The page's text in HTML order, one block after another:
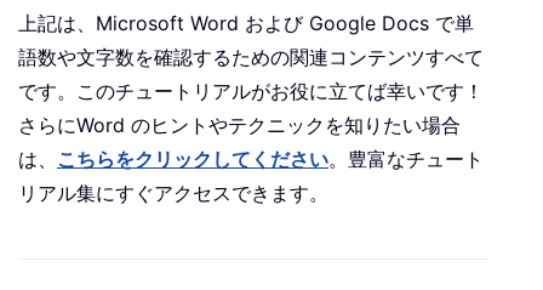
上記は、Microsoft Word および Google Docs で単
語数や文字数を確認するための関連コンテンツすべて
です。このチュートリアルがお役に立てば幸いです！
さらにWord のヒントやテクニックを知りたい場合
は、 こちらをクリックしてください。豊富なチュート
リアル集にすぐアクセスできます。